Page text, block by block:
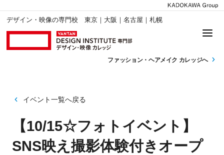
デザイン・映像の専門校 東京｜大阪｜名古屋｜札幌
ファッション・ ヘアメイク カレッジへ
イベント一覧へ戻る
【10/15☆フォトイベント】
SNS映え撮影体験付きオープ